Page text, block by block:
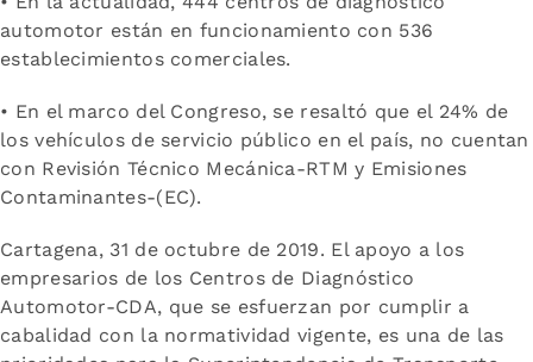
automotor están en funcionamiento con 536
establecimientos comerciales.
• En el marco del Congreso, se resaltó que el 24% de
los vehículos de servicio público en el país, no cuentan
con Revisión Técnico Mecánica-RTM y Emisiones
Contaminantes-(EC).
Cartagena, 31 de octubre de 2019. El apoyo a los
empresarios de los Centros de Diagnóstico
Automotor-CDA, que se esfuerzan por cumplir a
cabalidad con la normatividad vigente, es una de las